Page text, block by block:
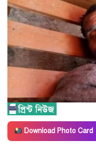
Download Photo Card